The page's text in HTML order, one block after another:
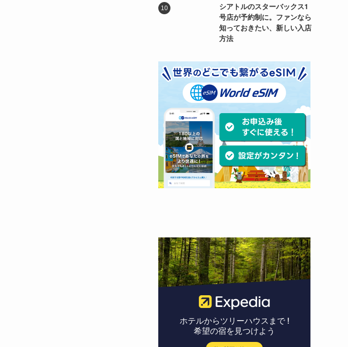
シアトルのスターバックス1
号店が予約制に。ファンなら
知っておきたい、新しい入店
方法